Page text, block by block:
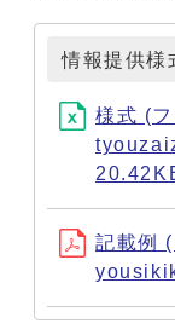
情報提供様
様式 (フ
記載例 (